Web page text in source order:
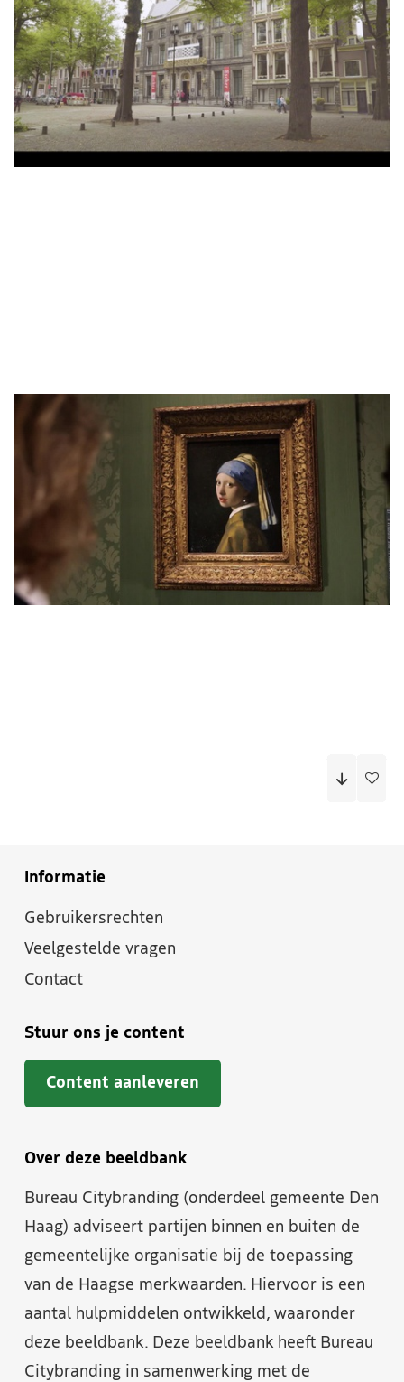
Informatie
Gebruikersrechten
Veelgestelde vragen
Contact
Stuur ons je content
Content aanleveren
Over deze beeldbank
Bureau Citybranding (onderdeel gemeente Den
Haag) adviseert partijen binnen en buiten de
gemeentelijke organisatie bij de toepassing
van de Haagse merkwaarden. Hiervoor is een
aantal hulpmiddelen ontwikkeld, waaronder
deze beeldbank. Deze beeldbank heeft Bureau
Citybranding in samenwerking met de